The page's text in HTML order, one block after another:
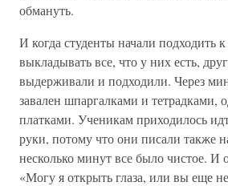
обмануть.
И когда студенты начали подходить
выкладывать все, что у них есть,
выдерживали и подходили. Через
завален шпаргалками и тетрадками,
платками. Ученикам приходилось
руки, потому что они писали также
несколько минут все было чистое. И
«Могу я открыть глаза, или вы еще